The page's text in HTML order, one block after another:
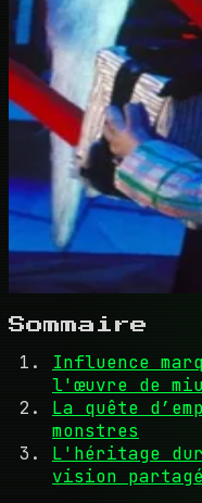
Sommaire
Influence
l'œuvre de
La quête
monstres
L'héritage
vision